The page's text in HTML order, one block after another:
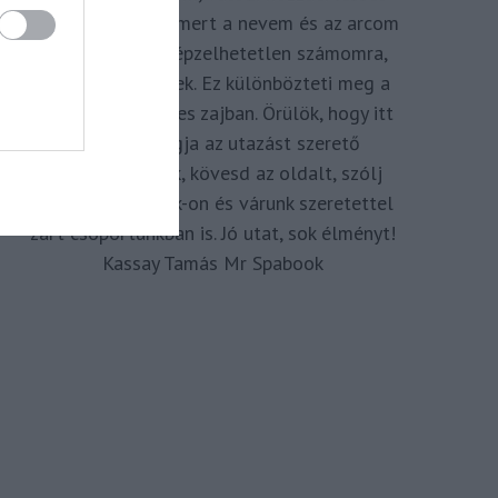
megkomponálva, mert a nevem és az arcom
adom hozzá. Elképzelhetetlen számomra,
hogy ne így tegyek. Ez különbözteti meg a
Spabook-ot a netes zajban. Örülök, hogy itt
vagy, légy tagja az utazást szerető
Közösségünknek, kövesd az oldalt, szólj
hozzá a Facebook-on és várunk szeretettel
zárt csoportunkban is. Jó utat, sok élményt!
Kassay Tamás Mr Spabook